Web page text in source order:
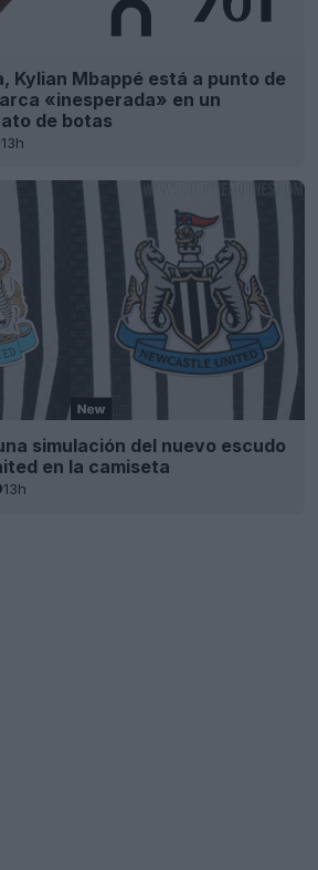
Kylian Mbappé está a punto de
«inesperada» en un
de botas
13h
simulación del nuevo escudo
en la camiseta
13h